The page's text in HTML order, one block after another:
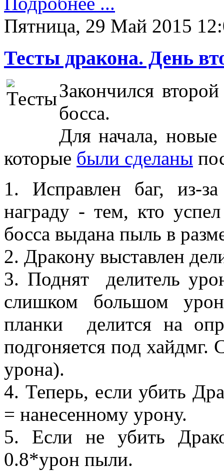
Пятница, 29 Май 2015
Тесты дракона. День
Закончился
босса.
Для начала,
которые были сделаны
1. Исправлен баг, из-
награду - тем, кто
босса выдана пыль в
2. Дракону выставлен
3. Поднят делитель
слишком большом
планки делится на
подгоняется под хайдмг.
урона).
4. Теперь, если убить
= нанесенному урону.
5. Если не убить
0.8*урон пыли.